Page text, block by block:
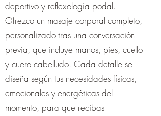
deportivo y reflexología podal.
Ofrezco un masaje corporal completo,
personalizado tras una conversación
previa, que incluye manos, pies, cuello
y cuero cabelludo. Cada detalle se
diseña según tus necesidades físicas,
emocionales y energéticas del
momento, para que recibas